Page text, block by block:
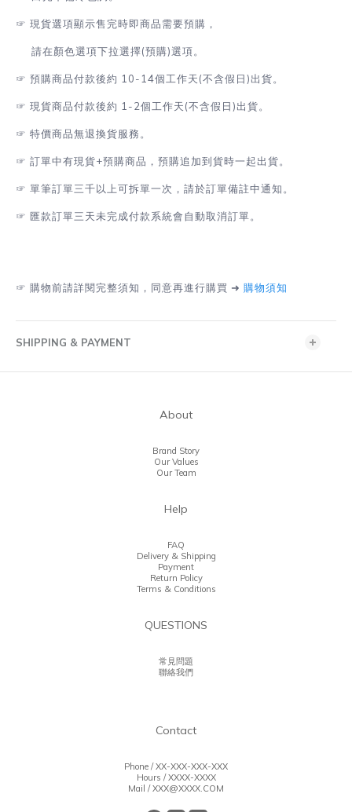
☞ 現貨選項顯示售完時即商品需要預購，
請在顏色選項下拉選擇(預購)選項。
☞ 預購商品付款後約 10-14個工作天(不含假日)出貨。
☞ 現貨商品付款後約 1-2個工作天(不含假日)出貨。
☞ 特價商品無退換貨服務。
☞ 訂單中有現貨+預購商品，預購追加到貨時一起出貨。
☞ 單筆訂單三千以上可拆單一次，請於訂單備註中通知。
☞ 匯款訂單三天未完成付款系統會自動取消訂單。
☞ 購物前請詳閱完整須知，同意再進行購買 ➜ 購物須知
SHIPPING & PAYMENT
About
Brand Story
Our Values
Our Team
Help
FAQ
Delivery & Shipping
Payment
Return Policy
Terms & Conditions
QUESTIONS
常見問題
聯絡我們
Contact
Phone / XX-XXX-XXX-XXX
Hours / XXXX-XXXX
Mail / XXX@XXXX.COM